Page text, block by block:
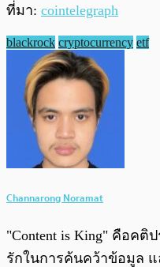
ที่มา: cointelegraph
blackrock cryptocurrency etf
Channarong Noramat
"Content is King" คือคติ
รักในการค้นคว้าข้อมูล แ